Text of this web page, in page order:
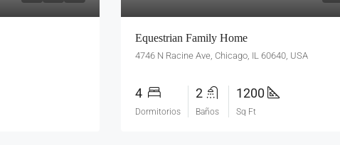
Equestrian Family Home
4746 N Racine Ave, Chicago, IL 60640, USA
4
Dormitorios
2
Baños
1200
Sq Ft